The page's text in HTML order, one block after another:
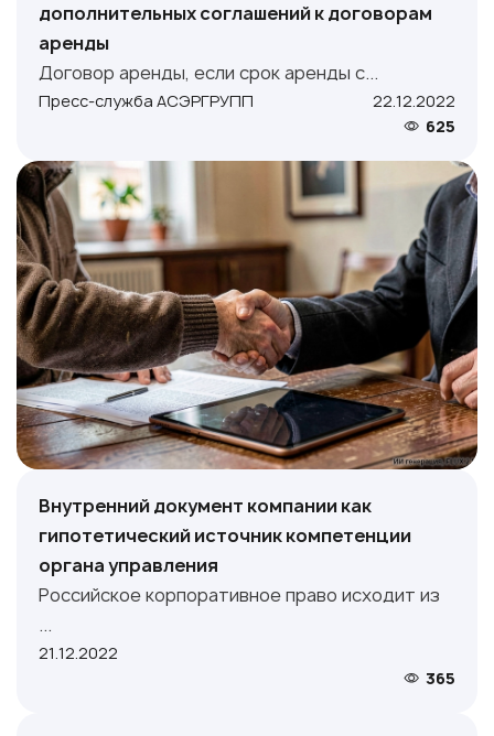
дополнительных соглашений к договорам
аренды
Договор аренды, если срок аренды с...
Пресс-служба АСЭРГРУПП
22.12.2022
625
Внутренний документ компании как
гипотетический источник компетенции
органа управления
Российское корпоративное право исходит из
...
21.12.2022
365